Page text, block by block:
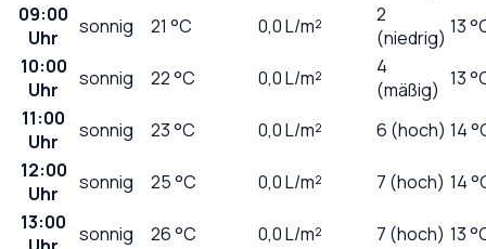
09:00
Uhr
sonnig 21 °C 0,0L/m²
2
(niedrig) 13
10:00
Uhr
sonnig 22°C 0,0L/m²
4
(mäßig) 13
11:00
Uhr
sonnig 23°C 0,0L/m² 6 (hoch) 14
12:00
Uhr
sonnig 25°C 0,0L/m² 7 (hoch) 14
13:00 sonnig 26°C 0,0L/m² 7 (hoch) 13